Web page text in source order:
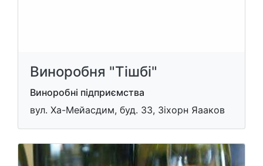
Виноробня "Тішбі"
Виноробні підприємства
вул. Ха-Мейасдим, буд. 33, Зіхорн Яааков